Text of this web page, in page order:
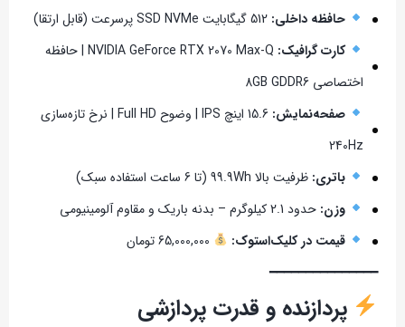
حافظه داخلی:
کارت گرافیک:
NVIDIA GeForce RTX 2070 Max-Q | حافظه
اختصاصی 8GB GDDR6
صفحه‌نمایش:
15.6 اینچ IPS | وضوح Full HD | نرخ تازه‌سازی
240Hz
باتری: ظرفیت بالا 99.9Wh (تا 6 ساعت استفاده سبک)
وزن: حدود 2.1 کیلوگرم – بدنه باریک و مقاوم آلومینیومی
قیمت در کلیک‌استوک:
━━━━━━━━━━━━━━━
پردازنده و قدرت پردازشی